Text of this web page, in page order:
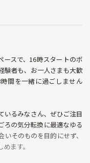
ースで、16時スタートのボ
験者も、お一人さまも大歓
間を一緒に過ごしません
いるみなさん、ぜひご注目
ろの気分転換に最適なゆる
そのものを目的にせず、
ます。